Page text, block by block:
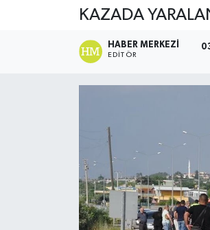
KAZADA
HABER MERKEZI
EDITÖR